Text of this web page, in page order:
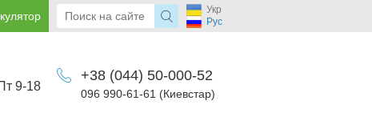
Укр
Рус
9-18
+38 (044) 50-000-52
096 990-61-61 (Киевстар)